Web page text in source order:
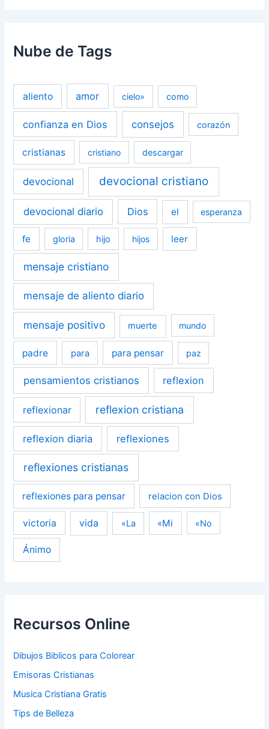
Nube de Tags
aliento amor cielo» como
confianza en Dios consejos corazón
cristianas cristiano descargar
devocional devocional cristiano
devocional diario Dios el esperanza
fe gloria hijo hijos leer
mensaje cristiano
mensaje de aliento diario
mensaje positivo muerte mundo
padre para para pensar paz
pensamientos cristianos reflexion
reflexionar reflexion cristiana
reflexion diaria reflexiones
reflexiones cristianas
reflexiones para pensar relacion con Dios
victoria vida «La «Mi «No
Ánimo
Recursos Online
Dibujos Biblicos para Colorear
Emisoras Cristianas
Musica Cristiana Gratis
Tips de Belleza